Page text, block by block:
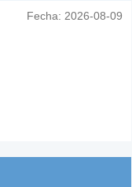
Fecha: 2026-08-09